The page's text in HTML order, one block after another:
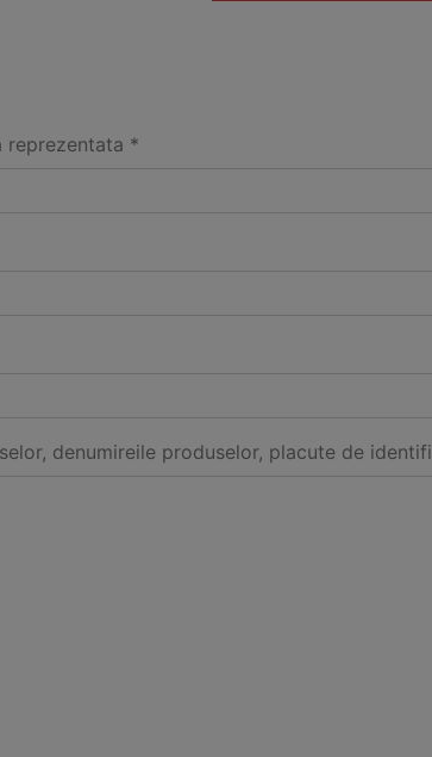
reprezentata *
denumireile produselor, placute de